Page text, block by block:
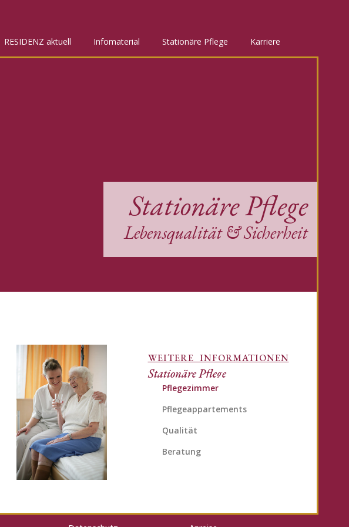
RESIDENZ aktuell Infomaterial Stationäre Pflege Karriere
Stationäre Pflege
Lebensqualität & Sicherheit
WEITERE INFORMATIONEN
Stationäre Pflege
Pflegezimmer
Pflegeappartements
Qualität
Beratung